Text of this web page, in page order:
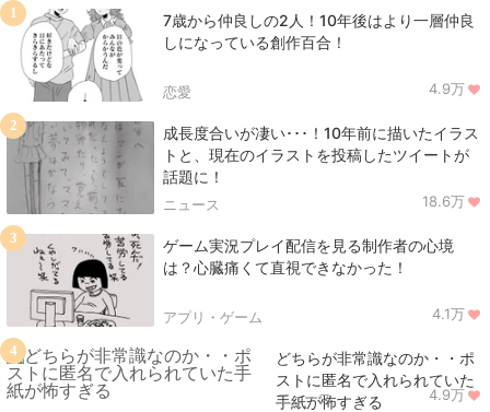
7歳から仲良しの2人！10年後はより一層仲良
しになっている創作百合！
恋愛 4.9万
1
成長度合いが凄い･･･！10年前に描いたイラス
トと、現在のイラストを投稿したツイートが
話題に！
ニュース 18.6万
2
ゲーム実況プレイ配信を見る制作者の心境
は？心臓痛くて直視できなかった！
アプリ・ゲーム 4.1万
3
どちらが非常識なのか・・ポ
ストに匿名で入れられていた
手紙が怖すぎる
ニュース 4.9万
4